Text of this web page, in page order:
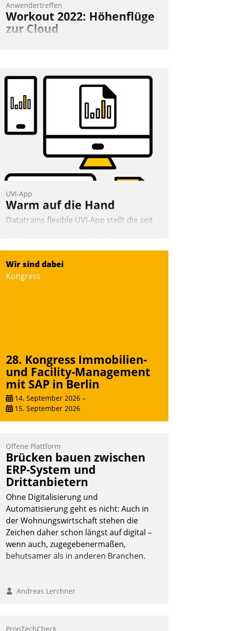
Anwendertreffen
Workout 2022: Höhenflüge
zur Cloud
Teilnehmer kurzweilige Einblicke in
innovative Cloud-Strategien und -
Lösungen mit hohem Zukunftspotenzial.
UVI-App
Warm auf die Hand
Datatrains flexible UVI-App stellt die seit
Die monatlichen Mitteilungen zum
Heizungs- und Wasserverbrauch gehen
Wir sind dabei
Kongress
28. Kongress Immobilien-
und Facility-Management
mit SAP in Berlin
14. September 2026 –
15. September 2026
Offene Plattform
Brücken bauen zwischen
ERP-System und
Drittanbietern
Ohne Digitalisierung und
Automatisierung geht es nicht: Auch in
der Wohnungswirtschaft stehen die
Zeichen daher schon längst auf digital –
wenn auch, zugegebenermaßen,
behutsamer als in anderen Branchen.
Andreas Lerchner
PropTechCheck